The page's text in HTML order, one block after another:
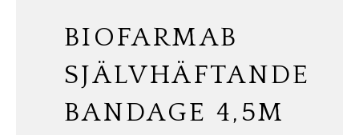
BIOFARMAB
SJÄLVHÄFTANDE
BANDAGE 4,5M